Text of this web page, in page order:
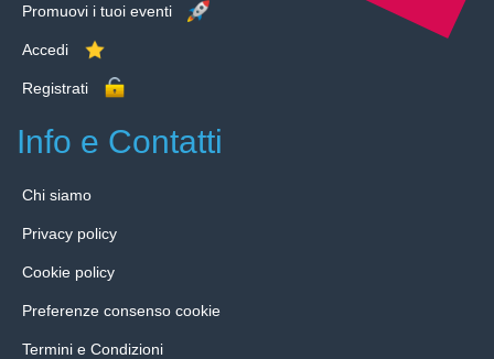
Promuovi i tuoi eventi
Accedi
Registrati
Info e Contatti
Chi siamo
Privacy policy
Cookie policy
Preferenze consenso cookie
Termini e Condizioni